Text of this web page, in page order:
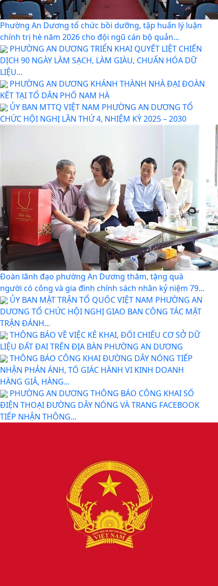
Phường An Dương tổ chức bồi dưỡng, tập huấn lý luận
chính trị hè năm 2026 cho đội ngũ cán bộ quản...
PHƯỜNG AN DƯƠNG TRIỂN KHAI QUYẾT LIỆT CHIẾN
DỊCH 90 NGÀY LÀM SẠCH, LÀM GIÀU, CHUẨN HÓA DỮ
LIỆU...
PHƯỜNG AN DƯƠNG KHÁNH THÀNH NHÀ ĐẠI ĐOÀN
KẾT TẠI TỔ DÂN PHỐ NAM HÀ
ỦY BAN MTTQ VIỆT NAM PHƯỜNG AN DƯƠNG TỔ
CHỨC HỘI NGHỊ LẦN THỨ 4, NHIỆM KỲ 2025 – 2030
Đoàn lãnh đạo phường An Dương thăm, tặng quà
người có công và gia đình chính sách nhân kỷ niệm 79...
ỦY BAN MẶT TRẬN TỔ QUỐC VIỆT NAM PHƯỜNG AN
DƯƠNG TỔ CHỨC HỘI NGHỊ GIAO BAN CÔNG TÁC MẶT
TRẬN ĐÁNH...
THÔNG BÁO VỀ VIỆC KÊ KHAI, ĐỐI CHIẾU CƠ SỞ DỮ
LIỆU ĐẤT ĐAI TRÊN ĐỊA BÀN PHƯỜNG AN DƯƠNG
THÔNG BÁO CÔNG KHAI ĐƯỜNG DÂY NÓNG TIẾP
NHẬN PHẢN ÁNH, TỐ GIÁC HÀNH VI KINH DOANH
HÀNG GIẢ, HÀNG...
PHƯỜNG AN DƯƠNG THÔNG BÁO CÔNG KHAI SỐ
ĐIỆN THOẠI ĐƯỜNG DÂY NÓNG VÀ TRANG FACEBOOK
TIẾP NHẬN THÔNG...